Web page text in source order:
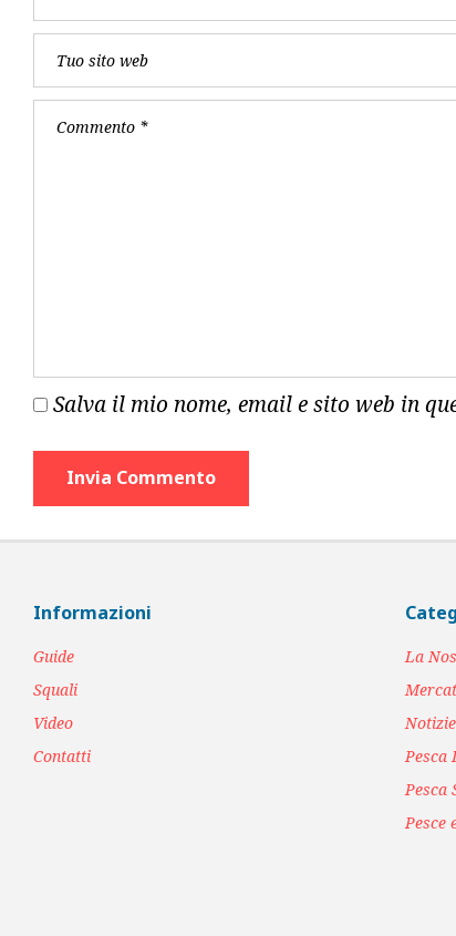
Salva il mio nome, email e sito web in
Informazioni
Guide
Squali
Video
Contatti
La
Notizie
Pesca
Pesca
Pesce